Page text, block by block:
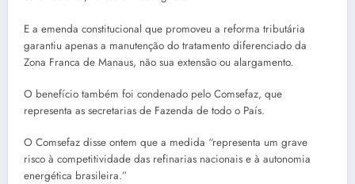
E a emenda constitucional que promoveu a reforma tributária
garantiu apenas a manutenção do tratamento diferenciado da
Zona Franca de Manaus, não sua extensão ou alargamento.
O benefício também foi condenado pelo Comsefaz, que
representa as secretarias de Fazenda de todo o País.
O Comsefaz disse ontem que a medida “representa um grave
risco à competitividade das refinarias nacionais e à autonomia
energética brasileira.”